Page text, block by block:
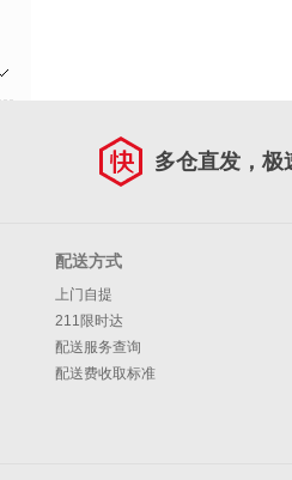
多仓直发，极
配送方式
上门自提
211限时达
配送服务查询
配送费收取标准